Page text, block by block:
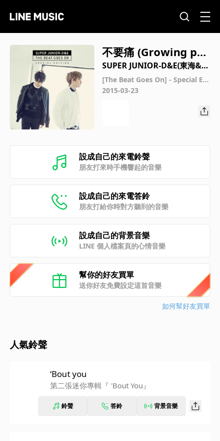
不要痛 (Growing pai
ns)
SUPER JUNIOR-D&E(東海&銀
赫)
[The Beat Goes On] - Special Edi
tion
2015-03-23
設成自己的來電鈴聲
朋友打來時手機響起的音樂
設成自己的來電答鈴
朋友打給你時對方聽到的音樂
設成自己的背景音樂
LINE 個人檔案頁的心情音樂
幫你的好友買單
送你好友免費設定這首音樂
如何幫好友買單
人氣鈴聲
‘Bout you
第二張迷你專輯『 'Bout You』
鈴聲 答鈴 背景音樂